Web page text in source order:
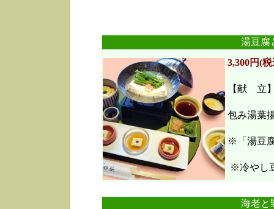
湯豆腐
3,300円(
【献 立
包み湯葉
※「湯豆
※冷やし
海老